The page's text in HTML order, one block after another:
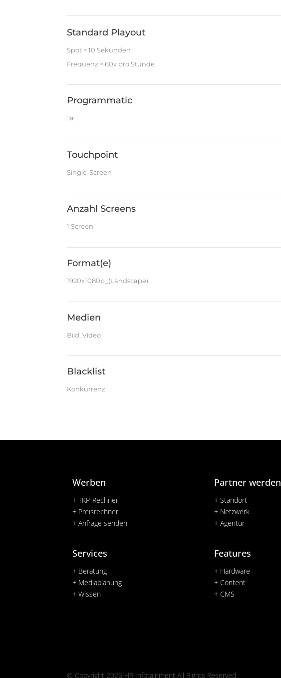
Standard Playout
Spot = 10 Sekunden
Frequenz = 60x pro Stunde
Programmatic
Ja
Touchpoint
Single-Screen
Anzahl Screens
1 Screen
Format(e)
1920x1080p_(Landscape)
Medien
Bild, Video
Blacklist
Konkurrenz
Werben
+ TKP-Rechner
+ Preisrechner
+ Anfrage senden
Services
+ Beratung
+ Mediaplanung
+ Wissen
Partner werden
+ Standort
+ Netzwerk
+ Agentur
Features
+ Hardware
+ Content
+ CMS
© Copyright 2026 HR Infotainment All Rights Reserved